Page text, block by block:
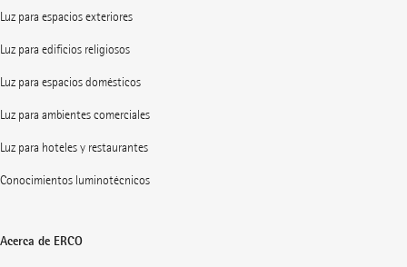
Luz para espacios exteriores
Luz para edificios religiosos
Luz para espacios domésticos
Luz para ambientes comerciales
Luz para hoteles y restaurantes
Conocimientos luminotécnicos
Acerca de ERCO